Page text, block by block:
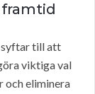
syftar till att
viktiga val
och eliminera